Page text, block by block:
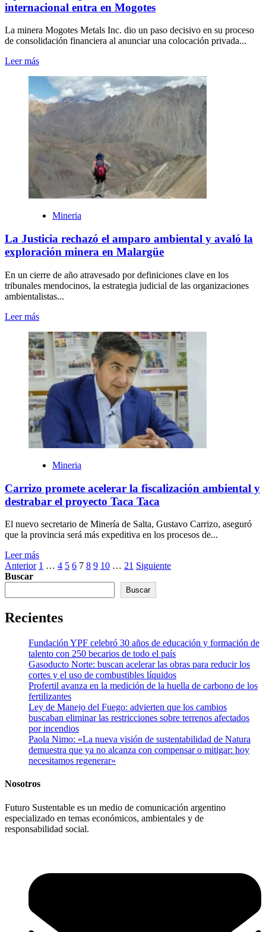
internacional entra en Mogotes
La minera Mogotes Metals Inc. dio un paso decisivo en su proceso
de consolidación financiera al anunciar una colocación privada...
Leer más
Mineria
La Justicia rechazó el amparo ambiental y avaló la
exploración minera en Malargüe
En un cierre de año atravesado por definiciones clave en los
tribunales mendocinos, la estrategia judicial de las organizaciones
ambientalistas...
Leer más
Mineria
Carrizo promete acelerar la fiscalización ambiental y
destrabar el proyecto Taca Taca
El nuevo secretario de Minería de Salta, Gustavo Carrizo, aseguró
que la provincia será más expeditiva en los procesos de...
Leer más
Paginación
de
entradas
Anterior 1 … 4 5 6 7 8 9 10 … 21 Siguiente
Buscar
Buscar
Recientes
Fundación YPF celebró 30 años de educación y formación de
talento con 250 becarios de todo el país
Gasoducto Norte: buscan acelerar las obras para reducir los
cortes y el uso de combustibles líquidos
Profertil avanza en la medición de la huella de carbono de los
fertilizantes
Ley de Manejo del Fuego: advierten que los cambios
buscaban eliminar las restricciones sobre terrenos afectados
por incendios
Paola Nimo: «La nueva visión de sustentabilidad de Natura
demuestra que ya no alcanza con compensar o mitigar: hoy
necesitamos regenerar»
Nosotros
Futuro Sustentable es un medio de comunicación argentino
especializado en temas económicos, ambientales y de
responsabilidad social.